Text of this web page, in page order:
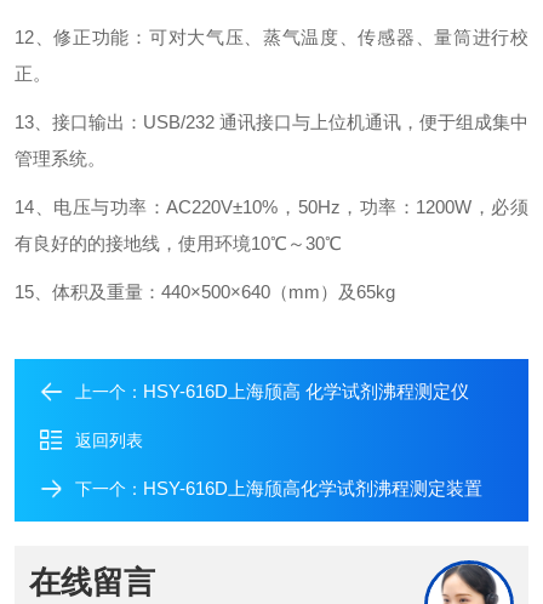
12、修正功能：可对大气压、蒸气温度、传感器、量筒进行校
正。
13、接口输出：USB/232 通讯接口与上位机通讯，便于组成集中
管理系统。
14、电压与功率：AC220V±10%，50Hz，功率：1200W，必须
有良好的的接地线，使用环境10℃～30℃
15、体积及重量：440×500×640（mm）及65kg
上一个： HSY-616D上海颀高 化学试剂沸程测定仪
返回列表
下一个： HSY-616D上海颀高化学试剂沸程测定装置
在线留言